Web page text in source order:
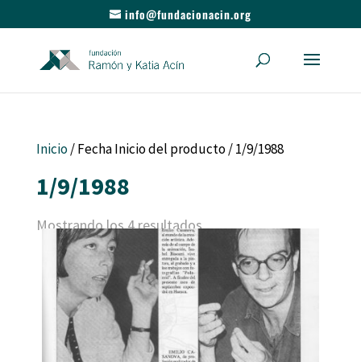
info@fundacionacin.org
Inicio/ Fecha Inicio del producto / 1/9/1988
1/9/1988
Mostrando los 4 resultados